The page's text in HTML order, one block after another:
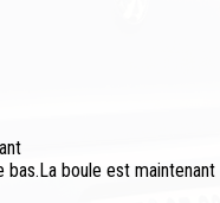
boule est maintenant